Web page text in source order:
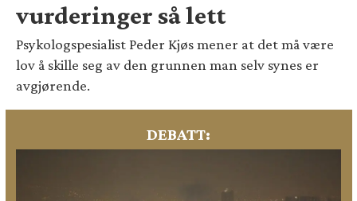
vurderinger så lett
Psykologspesialist Peder Kjøs mener at det må være
lov å skille seg av den grunnen man selv synes er
avgjørende.
DEBATT: